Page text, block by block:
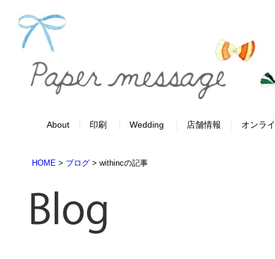
About 印刷 Wedding 店舗情報 オンラ
HOME > ブログ > withincの記事